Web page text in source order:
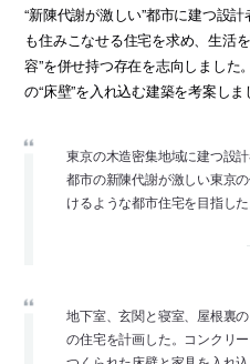
“新陳代謝が激しい”都市に建つ設
も住みこなせる住宅を求め、生活
容”を併せ持つ存在を志向しました
の“床壁”を入れ込む建築を考案しま
東京の木造密集地域に建つ設計
都市の新陳代謝が激しい東京
けるような都市住宅を目指した
地下室、玄関と寝室、屋根裏
の住宅を計画した。コンクリ